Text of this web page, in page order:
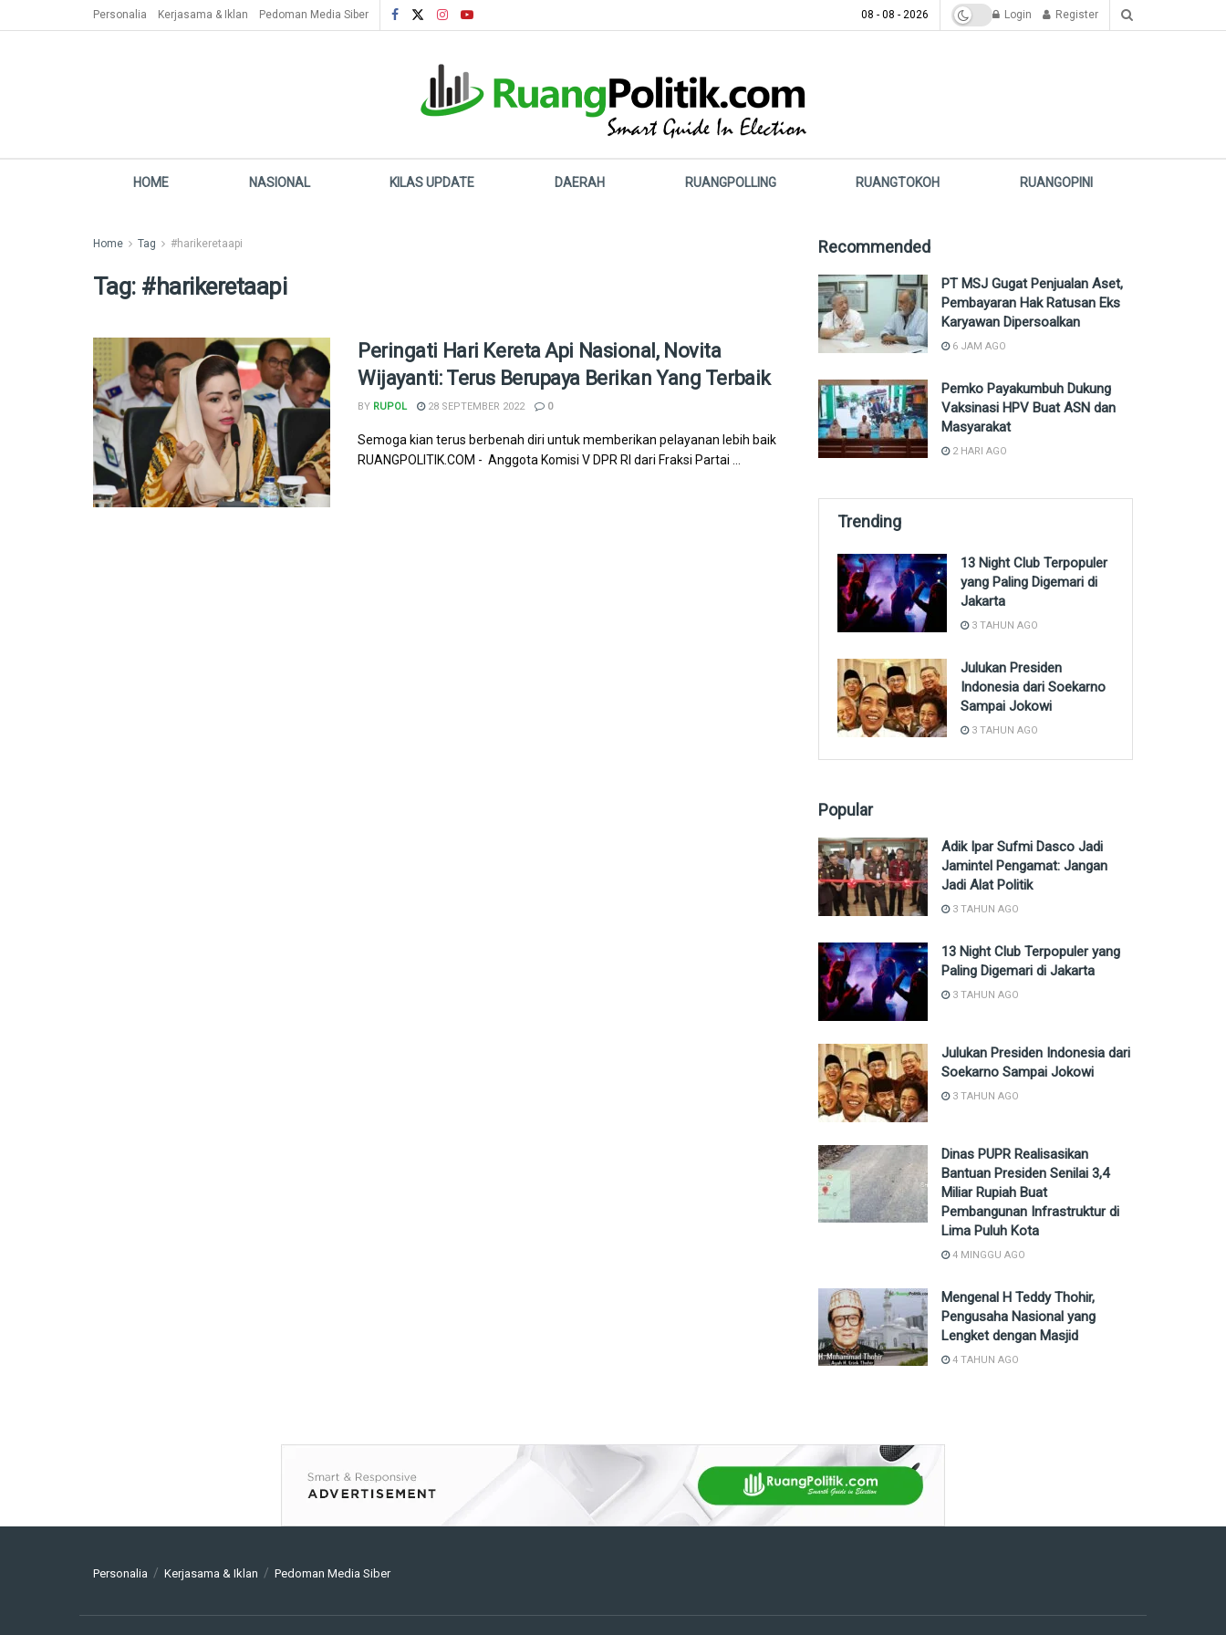
Personalia Kerjasama & Iklan Pedoman Media Siber 08 - 08 - 2026 Login Register
HOME NASIONAL KILAS UPDATE DAERAH RUANGPOLLING RUANGTOKOH RUANGOPINI
Home Tag #harikeretaapi
Tag: #harikeretaapi
Peringati Hari Kereta Api Nasional, Novita
Wijayanti: Terus Berupaya Berikan Yang Terbaik
BY RUPOL 28 SEPTEMBER 2022 0
Semoga kian terus berbenah diri untuk memberikan pelayanan lebih baik
RUANGPOLITIK.COM - Anggota Komisi V DPR RI dari Fraksi Partai ...
Recommended
PT MSJ Gugat Penjualan Aset,
Pembayaran Hak Ratusan Eks
Karyawan Dipersoalkan
6 JAM AGO
Pemko Payakumbuh Dukung
Vaksinasi HPV Buat ASN dan
Masyarakat
2 HARI AGO
Trending
13 Night Club Terpopuler
yang Paling Digemari di
Jakarta
3 TAHUN AGO
Julukan Presiden
Indonesia dari Soekarno
Sampai Jokowi
3 TAHUN AGO
Popular
Adik Ipar Sufmi Dasco Jadi
Jamintel Pengamat: Jangan
Jadi Alat Politik
3 TAHUN AGO
13 Night Club Terpopuler yang
Paling Digemari di Jakarta
3 TAHUN AGO
Julukan Presiden Indonesia dari
Soekarno Sampai Jokowi
3 TAHUN AGO
Dinas PUPR Realisasikan
Bantuan Presiden Senilai 3,4
Miliar Rupiah Buat
Pembangunan Infrastruktur di
Lima Puluh Kota
4 MINGGU AGO
Mengenal H Teddy Thohir,
Pengusaha Nasional yang
Lengket dengan Masjid
4 TAHUN AGO
Personalia Kerjasama & Iklan Pedoman Media Siber